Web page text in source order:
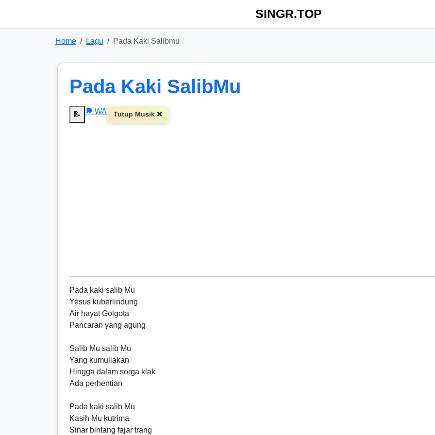
SINGR.TOP
Home Lagu Pada Kaki Salibmu
Pada Kaki SalibMu
📝 💬 WA Tutup Musik ❌
Pada kaki salib Mu
Yesus kuberlindung
Air hayat Golgota
Pancaran yang agung
Salib Mu salib Mu
Yang kumuliakan
Hingga dalam sorga klak
Ada perhentian
Pada kaki salib Mu
Kasih Mu kutrima
Sinar bintang fajar trang